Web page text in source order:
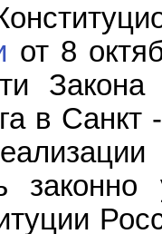
от 8
в Санкт